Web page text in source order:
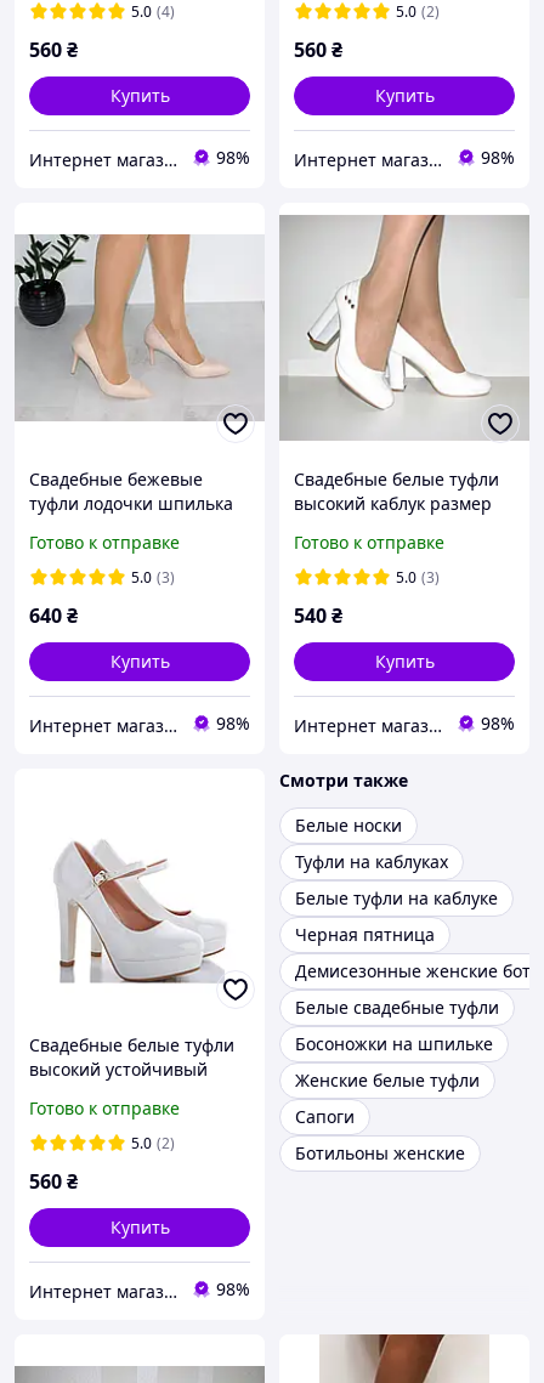
5.0 (4)
560₴
Купить
Интернет магазин "Ножки в одежке" 98%
5.0 (2)
560₴
Купить
Интернет магазин "Ножки в одежке" 98%
Свадебные бежевые
туфли лодочки шпилька
Готово к отправке
5.0 (3)
640₴
Купить
Интернет магазин "Ножки в одежке" 98%
Свадебные белые туфли
высокий каблук размер
Готово к отправке
5.0 (3)
540₴
Купить
Интернет магазин "Ножки в одежке" 98%
Свадебные белые туфли
высокий устойчивый
38
Готово к отправке
5.0 (2)
560₴
Купить
Интернет магазин "Ножки в одежке" 98%
Смотри также
Белые носки
Туфли на каблуках
Белые туфли на каблуке
Черная пятница
Демисезонные женские
Белые свадебные туфли
Босоножки на шпильке
Женские белые туфли
Сапоги
Ботильоны женские